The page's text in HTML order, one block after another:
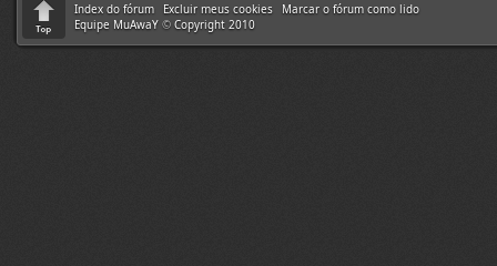
Index do fórum Excluir meus cookies
Marcar o fórum como lido
Equipe MuAwaY © Copyright 2010